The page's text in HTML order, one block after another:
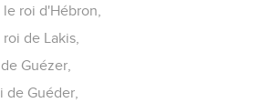
roi d'Hébron,
de Lakis,
Guézer,
de Guéder,